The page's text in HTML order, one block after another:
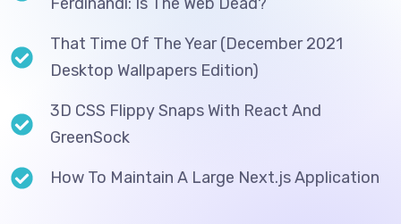
Ferdinandi: Is The Web Dead?
That Time Of The Year (December 2021
Desktop Wallpapers Edition)
3D CSS Flippy Snaps With React And
GreenSock
How To Maintain A Large Next.js Application